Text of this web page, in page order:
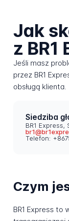
Jak
z BR1
Jeśli masz
przez BR1
obsługą klienta.
Siedziba
BR1
Telefon:
Czym
BR1 Express